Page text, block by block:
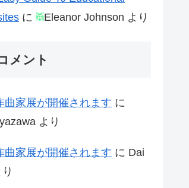
に Eleanor Johnson より
メント
曲家展が開催されます に
より
曲家展が開催されます に Dai